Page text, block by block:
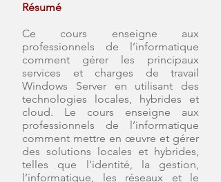
Résumé
Ce cours enseigne aux
professionnels de l’informatique
comment gérer les principaux
services et charges de travail
Windows Server en utilisant des
technologies locales, hybrides et
cloud. Le cours enseigne aux
professionnels de l’informatique
comment mettre en œuvre et gérer
des solutions locales et hybrides,
telles que l’identité, la gestion,
l’informatique, les réseaux et le